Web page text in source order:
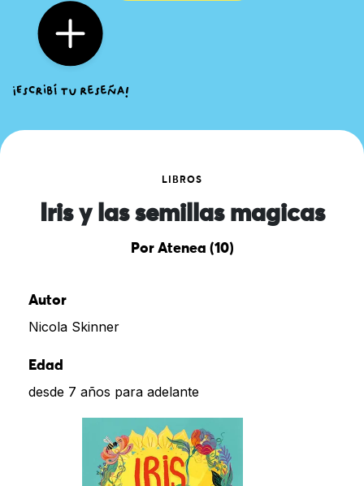
LIBROS
Iris y las semillas magicas
Por Atenea (10)
Autor
Nicola Skinner
Edad
desde 7 años para adelante